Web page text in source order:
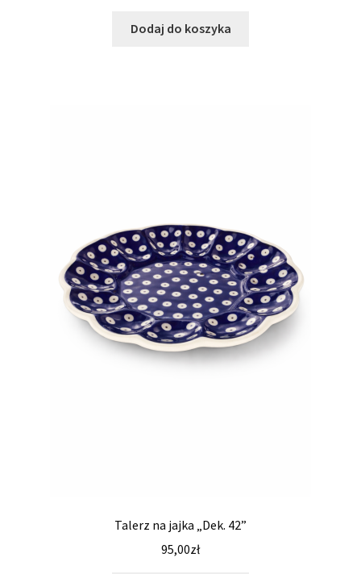
Dodaj do koszyka
Talerz na jajka „Dek. 42”
95,00zł